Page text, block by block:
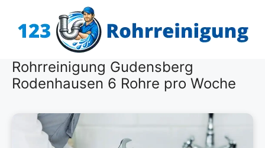
Inhalt
Rohrreinigung Gudensberg
Rodenhausen 6 Rohre pro Woche